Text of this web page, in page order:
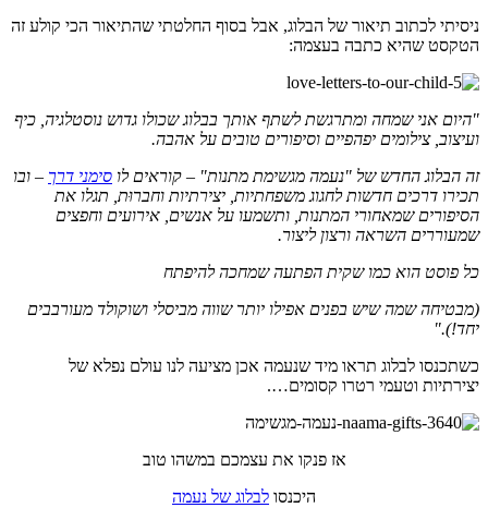
ניסיתי לכתוב תיאור של הבלוג, אבל בסוף החלטתי שהתיאור הכי קולע זה
הטקסט שהיא כתבה בעצמה:
"היום אני שמחה ומתרגשת לשתף אותך בבלוג שכולו גדוש נוסטלגיה, כיף
ועיצוב, צילומים יפהפיים וסיפורים טובים על אהבה.
זה הבלוג החדש של "נעמה מגשימת מתנות" – קוראים לו סימני דרך – ובו
תכירו דרכים חדשות לחגוג משפחתיות, יצירתיות וחברוּת, תגלו את
הסיפורים שמאחורי המתנות, ותשמעו על אנשים, אירועים וחפצים
שמעוררים השראה ורצון ליצור.
כל פוסט הוא כמו שקית הפתעה שמחכה להיפתח
(מבטיחה שמה שיש בפנים אפילו יותר שווה מביסלי ושוקולד מעורבבים
יחד!)."
כשתכנסו לבלוג תראו מיד שנעמה אכן מציעה לנו עולם נפלא של
יצירתיות וטעמי רטרו קסומים….
אז פנקו את עצמכם במשהו טוב
היכנסו לבלוג של נעמה